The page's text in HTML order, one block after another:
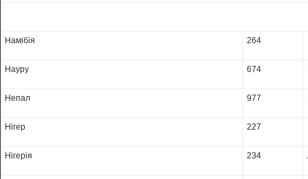
Намібія 264
Науру 674
Непал 977
Нігер 227
Нігерія 234